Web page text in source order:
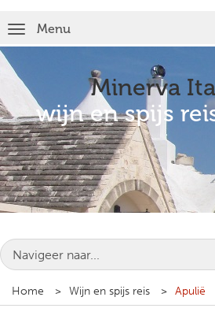
Toggle
navigation
Menu
Minerva
wijn en spijs
Home Wijn en spijs reis Apulië